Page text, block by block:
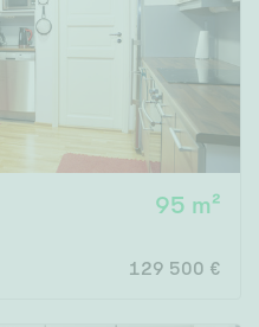
Ei uudiskohteita
Ei arvokohteita
95 m²
129 500 €